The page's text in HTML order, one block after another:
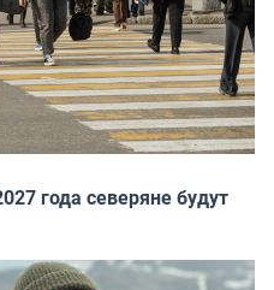
года северяне будут